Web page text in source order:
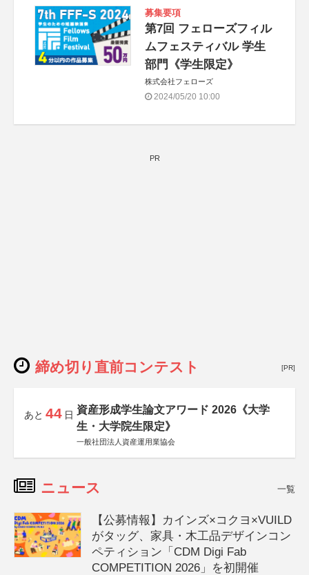
募集要項
第7回 フェローズフィル
ムフェスティバル 学生
部門《学生限定》
株式会社フェローズ
2024/05/20 10:00
PR
締め切り直前コンテスト [PR]
あと 44 日 資産形成学生論文アワード 2026《大学
生・大学院生限定》
一般社団法人資産運用業協会
ニュース 一覧
【公募情報】カインズ×コクヨ×VUILD
がタッグ、家具・木工品デザインコン
ペティション「CDM Digi Fab
COMPETITION 2026」を初開催